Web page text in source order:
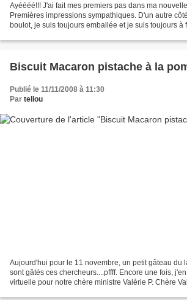
Ayéééé!!! J'ai fait mes premiers pas dans ma
Premières impressions sympathiques. D'un autre
boulot, je suis toujours emballée et je suis toujours à
Biscuit Macaron pistache à la
Publié le 11/11/2008 à 11:30
Par tellou
Aujourd'hui pour le 11 novembre, un petit gâteau du
sont gâtés ces chercheurs....pffff. Encore une fois,
virtuelle pour notre chère ministre Valérie P. Chère